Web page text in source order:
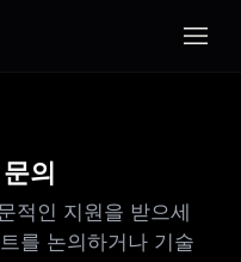
모바
의
적인 지원을 받으세
를 논의하거나 기술